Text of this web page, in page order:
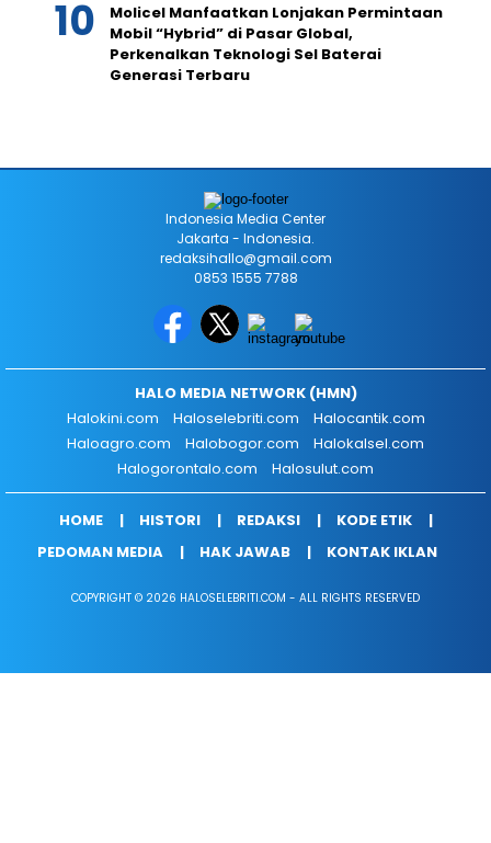
Molicel Manfaatkan Lonjakan Permintaan
Mobil “Hybrid” di Pasar Global,
Perkenalkan Teknologi Sel Baterai
Generasi Terbaru
Indonesia Media Center
Jakarta - Indonesia.
redaksihallo@gmail.com
0853 1555 7788
HALO MEDIA NETWORK (HMN)
Halokini.com
Haloselebriti.com
Halocantik.com
Haloagro.com
Halobogor.com
Halokalsel.com
Halogorontalo.com
Halosulut.com
HOME HISTORI REDAKSI
KODE ETIK
PEDOMAN MEDIA
HAK JAWAB KONTAK IKLAN
COPYRIGHT © 2026 HALOSELEBRITI.COM - ALL RIGHTS RESERVED